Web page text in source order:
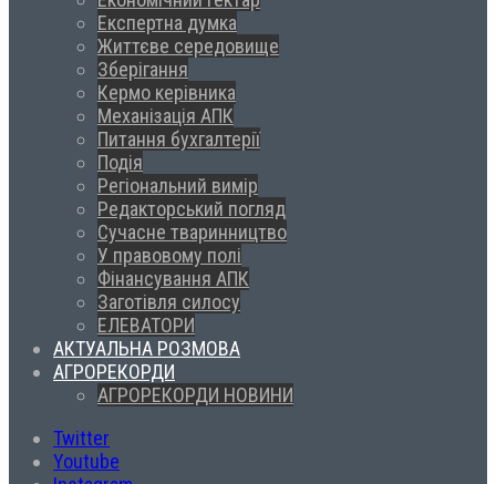
Експертна думка
Життєве середовище
Зберігання
Кермо керівника
Механізація АПК
Питання бухгалтерії
Подія
Регіональний вимір
Редакторський погляд
Сучасне тваринництво
У правовому полі
Фінансування АПК
Заготівля силосу
ЕЛЕВАТОРИ
АКТУАЛЬНА РОЗМОВА
АГРОРЕКОРДИ
АГРОРЕКОРДИ НОВИНИ
Twitter
Youtube